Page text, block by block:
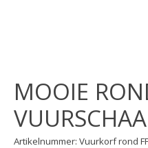
MOOIE
Artikelnummer: Vuurkorf rond